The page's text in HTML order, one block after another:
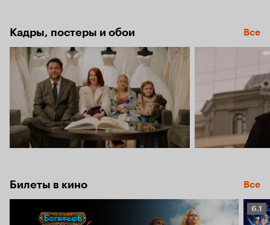
6.4
Кадры, постеры и обои Все
Билеты в кино Все
6.1